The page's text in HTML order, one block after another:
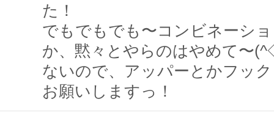
最後までやり切れたときの達成感はな
～(^^♪
燃焼に特化しているため、最後のクー
た！
でもでもでも〜コンビネーシ
か、黙々とやらのはやめて〜
ないので、アッパーとかフッ
お願いしますっ！